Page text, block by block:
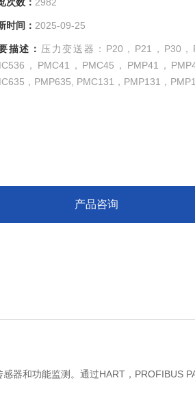
时间： 2025-09-25
描述： 压力变送器：P20，P21，P30，
，PMC41，PMC45，PMP41，
，PMP635, PMC131，PMP131，
产品咨询
器和功能监测。通过HART，PROFIBUS